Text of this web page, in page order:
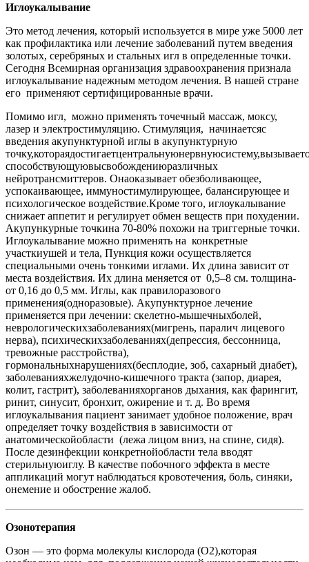
Иглоукалывание
Это метод лечения, который используется в мире уже 5000 лет
как профилактика или лечение заболеваний путем введения
золотых, серебряных и стальных игл в определенные точки.
Сегодня Всемирная организация здравоохранения признала
иглоукалывание надежным методом лечения. В нашей стране
его применяют сертифицированные врачи.
Помимо игл, можно применять точечный массаж, моксу,
лазер и электростимуляцию. Стимуляция, начинаетсяс
введения акупунктурной иглы в акупунктурную
точку,котораядостигаетцентральнуюнервнуюсистему,вызывает
способствующуювысвобождениюразличных
нейротрансмиттеров. Онаоказывает обезболивающее,
успокаивающее, иммуностимулирующее, балансирующее и
психологическое воздействие.Кроме того, иглоукалывание
снижает аппетит и регулирует обмен веществ при похудении.
Акупункурные точкина 70-80% похожи на триггерные точки.
Иглоукалывание можно применять на конкретные
участкиушей и тела, Пункция кожи осуществляется
специальными очень тонкими иглами. Их длина зависит от
места воздействия. Их длина меняется от 0,5–8 см. толщина-
от 0,16 до 0,5 мм. Иглы, как правилоразового
применения(одноразовые). Акупунктурное лечение
применяется при лечении: скелетно-мышечныхболей,
неврологическихзаболеваниях(мигрень, паралич лицевого
нерва), психическихзаболеваниях(депрессия, бессонница,
тревожные расстройства),
гормональныхнарушениях(бесплодие, зоб, сахарный диабет),
заболеванияхжелудочно-кишечного тракта (запор, диарея,
колит, гастрит), заболеванияхорганов дыхания, как фарингит,
ринит, синусит, бронхит, ожирение и т. д. Во время
иглоукалывания пациент занимает удобное положение, врач
определяет точку воздействия в зависимости от
анатомическойобласти (лежа лицом вниз, на спине, сидя).
После дезинфекции конкретнойобласти тела вводят
стерильнуюиглу. В качестве побочного эффекта в месте
аппликаций могут наблюдаться кровотечения, боль, синяки,
онемение и обострение жалоб.
Озонотерапия
Озон — это форма молекулы кислорода (O2),которая